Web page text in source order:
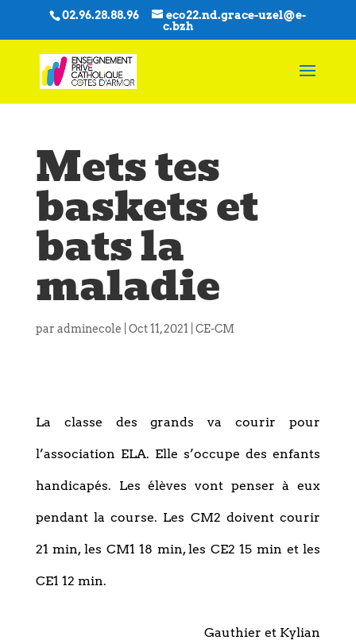
02.96.28.88.96
eco22.nd.grace-uzel@e-
c.bzh
Mets tes
baskets et
bats la
maladie
par adminecole Oct 11, 2021 CE-CM
La classe des grands va courir pour
l’association ELA. Elle s’occupe des enfants
handicapés. Les élèves vont penser à eux
pendant la course. Les CM2 doivent courir
21 min, les CM1 18 min, les CE2 15 min et les
CE1 12 min.
Gauthier et Kylian